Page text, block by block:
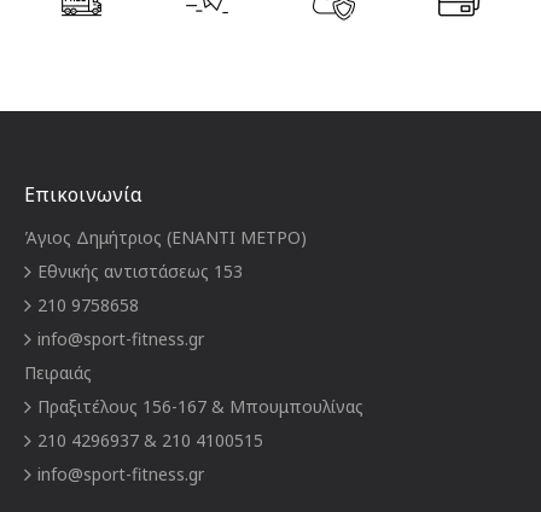
Επικοινωνία
Άγιος Δημήτριος (ΕΝΑΝΤΙ ΜΕΤΡΟ)
Εθνικής αντιστάσεως 153
210 9758658
info@sport-fitness.gr
Πειραιάς
Πραξιτέλους 156-167 & Μπουμπουλίνας
210 4296937 & 210 4100515
info@sport-fitness.gr